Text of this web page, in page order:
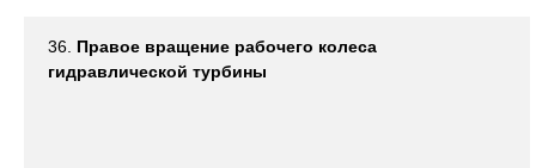
36. Правое вращение рабочего колеса
гидравлической турбины